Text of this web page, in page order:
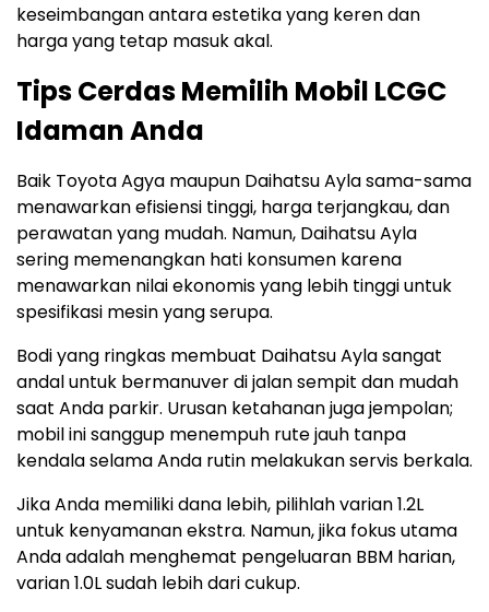
keseimbangan antara estetika yang keren dan
harga yang tetap masuk akal.
Tips Cerdas Memilih Mobil LCGC
Idaman Anda
Baik Toyota Agya maupun Daihatsu Ayla sama-sama
menawarkan efisiensi tinggi, harga terjangkau, dan
perawatan yang mudah. Namun, Daihatsu Ayla
sering memenangkan hati konsumen karena
menawarkan nilai ekonomis yang lebih tinggi untuk
spesifikasi mesin yang serupa.
Bodi yang ringkas membuat Daihatsu Ayla sangat
andal untuk bermanuver di jalan sempit dan mudah
saat Anda parkir. Urusan ketahanan juga jempolan;
mobil ini sanggup menempuh rute jauh tanpa
kendala selama Anda rutin melakukan servis berkala.
Jika Anda memiliki dana lebih, pilihlah varian 1.2L
untuk kenyamanan ekstra. Namun, jika fokus utama
Anda adalah menghemat pengeluaran BBM harian,
varian 1.0L sudah lebih dari cukup.